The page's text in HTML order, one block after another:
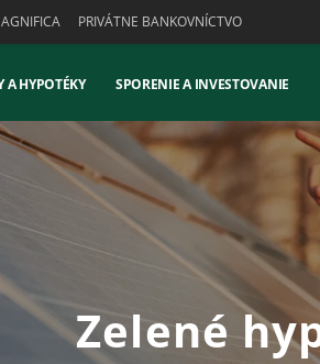
PRIVÁTNE BANKOVNÍCTVO
A HYPOTÉKY SPORENIE A INVESTOVANIE
Zelené